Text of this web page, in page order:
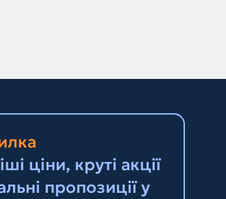
ціни, круті акції
пропозиції у